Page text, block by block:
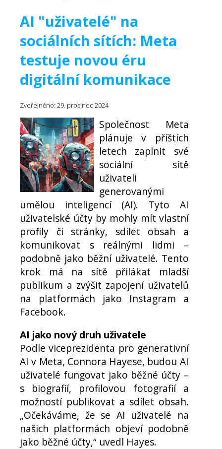
AI "uživatelé" na
sociálních sítích: Meta
testuje novou éru
digitální komunikace
Zveřejněno: 29. prosinec 2024
Společnost Meta
plánuje v příštích
letech zaplnit své
sociální sítě
uživateli
generovanými
umělou inteligencí (AI). Tyto AI
uživatelské účty by mohly mít vlastní
profily či stránky, sdílet obsah a
komunikovat s reálnými lidmi –
podobně jako běžní uživatelé. Tento
krok má na sítě přilákat mladší
publikum a zvýšit zapojení uživatelů
na platformách jako Instagram a
Facebook.
AI jako nový druh uživatele
Podle viceprezidenta pro generativní
AI v Meta, Connora Hayese, budou AI
uživatelé fungovat jako běžné účty –
s biografií, profilovou fotografií a
možností publikovat a sdílet obsah.
„Očekáváme, že se AI uživatelé na
našich platformách objeví podobně
jako běžné účty,“ uvedl Hayes.